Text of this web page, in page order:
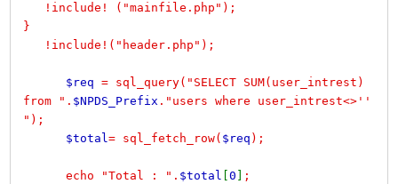
!include! ("mainfile.php");
}
!include!("header.php");
$req = sql_query("SELECT SUM(user_intrest)
from ". $NPDS_Prefix ."users where user_intrest<>''
");
$total= sql_fetch_row( $req );
echo "Total : ". $total [0 ;